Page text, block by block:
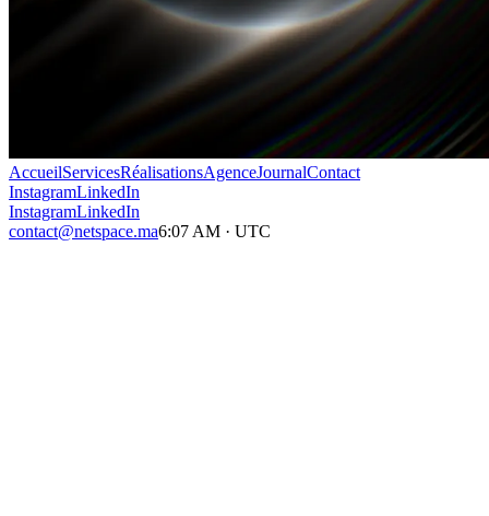
AccueilServicesRéalisationsAgenceJournalContact
InstagramLinkedIn
InstagramLinkedIn
contact@netspace.ma6:07 AM · UTC